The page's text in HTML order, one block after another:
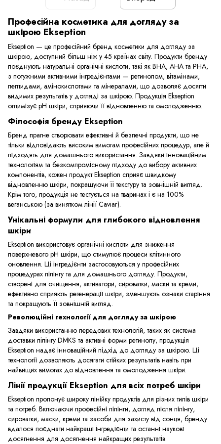
Професійна косметика для догляду за
шкірою Ekseption
Ekseption — це професійний бренд косметики для догляду за
шкірою, доступний більш ніж у 45 країнах світу. Продукти бренду
поєднують натуральні органічні кислоти, такі як BHA, AHA та PHA,
з потужними активними інгредієнтами — ретинолом, вітамінами,
пептидами, амінокислотами та мінералами, що дозволяє досягти
видимих результатів у догляді за шкірою. Продукція Ekseption
оптимізує pH шкіри, сприяючи її відновленню та омолодженню.
Філософія бренду Ekseption
Бренд прагне створювати ефективні й безпечні продукти, що не
тільки відповідають високим вимогам професійних процедур, але й
підходять для домашнього використання. Завдяки інноваційним
технологіям та безкомпромісному підходу до вибору активних
компонентів, кожен продукт Ekseption сприяє швидкому
відновленню шкіри, покращуючи її текстуру та зовнішній вигляд.
Крім того, продукція не тестується на тваринах і є на 100%
веганською (за винятком лінії Caviar).
Унікальні формули для глибокого відновлення
шкіри
Ekseption використовує органічні кислоти для зниження
поверхневого pH шкіри, що стимулює процеси клітинного
оновлення. Ці інгредієнти застосовуються у професійних
процедурах пілінгу та для домашнього догляду. Продукти,
створені для очищення, активатори, сироватки, маски та креми,
ефективно сприяють регенерації шкіри, зменшують ознаки старіння
та покращують її зовнішній вигляд.
Революційні технології для догляду за шкірою
Завдяки використанню передових технологій, таких як система
доставки пілінгу DMKS та активні форми ретинолу, продукція
Ekseption надає інноваційний підхід до догляду за шкірою. Ці
технології дозволяють досягати стійких результатів навіть при
найвищих вимогах до відновлення та омолодження шкіри.
Лінії продукції Ekseption для всіх потреб шкіри
Ekseption пропонує широку лінійку продуктів для різних типів шкіри
та потреб. Включаючи професійні пілінги, догляд після пілінгу,
сироватки, маски, креми та засоби для захисту від сонця, бренду
вдалося поєднати найкращі інгредієнти та останні наукові
досягнення для досягнення найкращих результатів.